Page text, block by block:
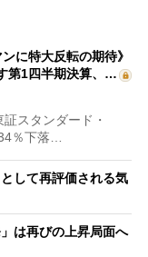
に特大反転の期待》
第1四半期決算、…
スタンダード・
％下落…
して再評価される気
は再びの上昇局面へ